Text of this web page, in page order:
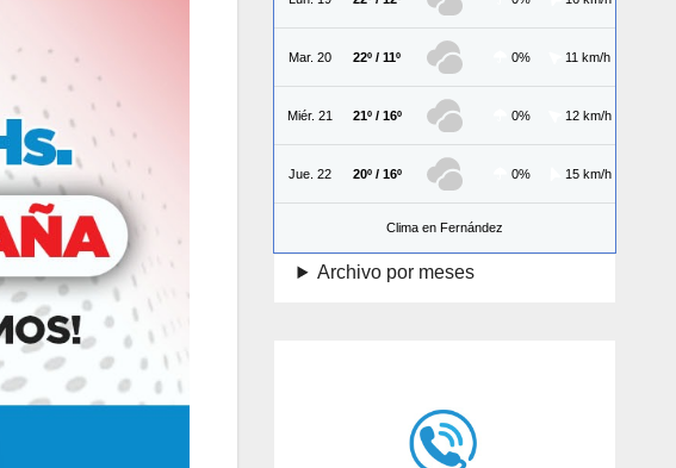
Mar. 20 22º / 11º 0% 11 km/h
Miér. 21 21º / 16º 0% 12 km/h
Jue. 22 20º / 16º 0% 15 km/h
Clima en Fernández
Archivo por meses